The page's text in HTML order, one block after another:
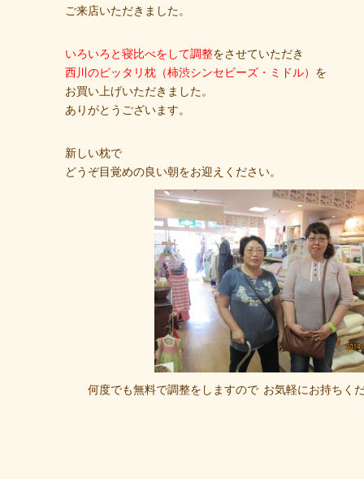
ご来店いただきました。
いろいろと寝比べをして調整をさせていただき
西川のピッタリ枕（柿渋シンセビーズ・ミドル） を
お買い上げいただきました。
ありがとうございます。
新しい枕で
どうぞ目覚めの良い朝をお迎えください。
何度でも無料で調整をしますので お気軽にお持ちく